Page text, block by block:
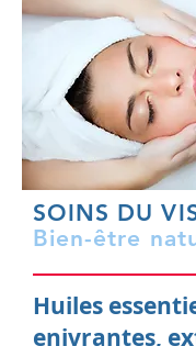
SOINS DU
Bien-être
Huiles
enivrantes,